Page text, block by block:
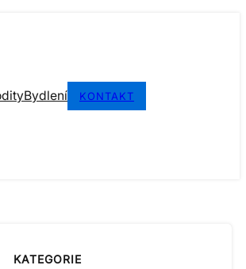
Bydlení KONTAKT
KATEGORIE